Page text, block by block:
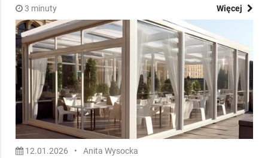
3 minuty Więcej
12.01.2026 • Anita Wysocka